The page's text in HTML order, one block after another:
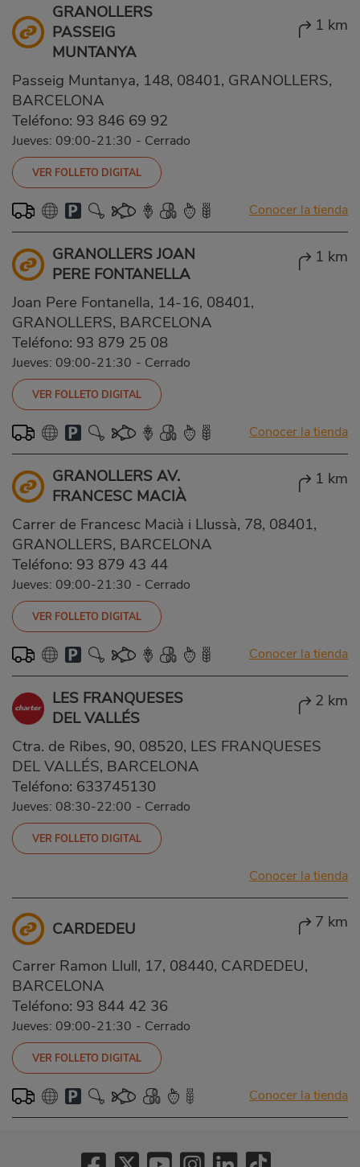
GRANOLLERS
PASSEIG
MUNTANYA
1 km
Passeig Muntanya, 148, 08401, GRANOLLERS,
BARCELONA
Teléfono: 93 846 69 92
Jueves: 09:00-21:30 - Cerrado
VER FOLLETO DIGITAL
Conocer la tienda
GRANOLLERS JOAN
PERE FONTANELLA
1 km
Joan Pere Fontanella, 14-16, 08401,
GRANOLLERS, BARCELONA
Teléfono: 93 879 25 08
Jueves: 09:00-21:30 - Cerrado
VER FOLLETO DIGITAL
Conocer la tienda
GRANOLLERS AV.
FRANCESC MACIÀ
1 km
Carrer de Francesc Macià i Llussà, 78, 08401,
GRANOLLERS, BARCELONA
Teléfono: 93 879 43 44
Jueves: 09:00-21:30 - Cerrado
VER FOLLETO DIGITAL
Conocer la tienda
LES FRANQUESES
DEL VALLÉS
2 km
Ctra. de Ribes, 90, 08520, LES FRANQUESES
DEL VALLÉS, BARCELONA
Teléfono: 633745130
Jueves: 08:30-22:00 - Cerrado
VER FOLLETO DIGITAL
Conocer la tienda
CARDEDEU 7 km
Carrer Ramon Llull, 17, 08440, CARDEDEU,
BARCELONA
Teléfono: 93 844 42 36
Jueves: 09:00-21:30 - Cerrado
VER FOLLETO DIGITAL
Conocer la tienda